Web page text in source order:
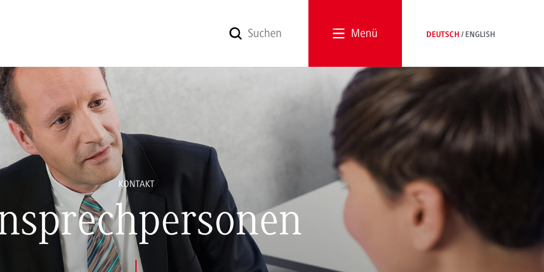
Menü DEUTSCH ENGLISH
KONTAKT